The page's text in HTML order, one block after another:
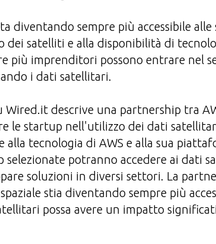
diventando sempre più accessibile
dei satelliti e alla disponibilità di
più imprenditori possono entrare nel
i dati satellitari.
descrive una partnership tra
le startup nell'utilizzo dei dati
alla tecnologia di AWS e alla sua
potranno accedere ai dati
soluzioni in diversi settori. La
stia diventando sempre più
possa avere un impatto